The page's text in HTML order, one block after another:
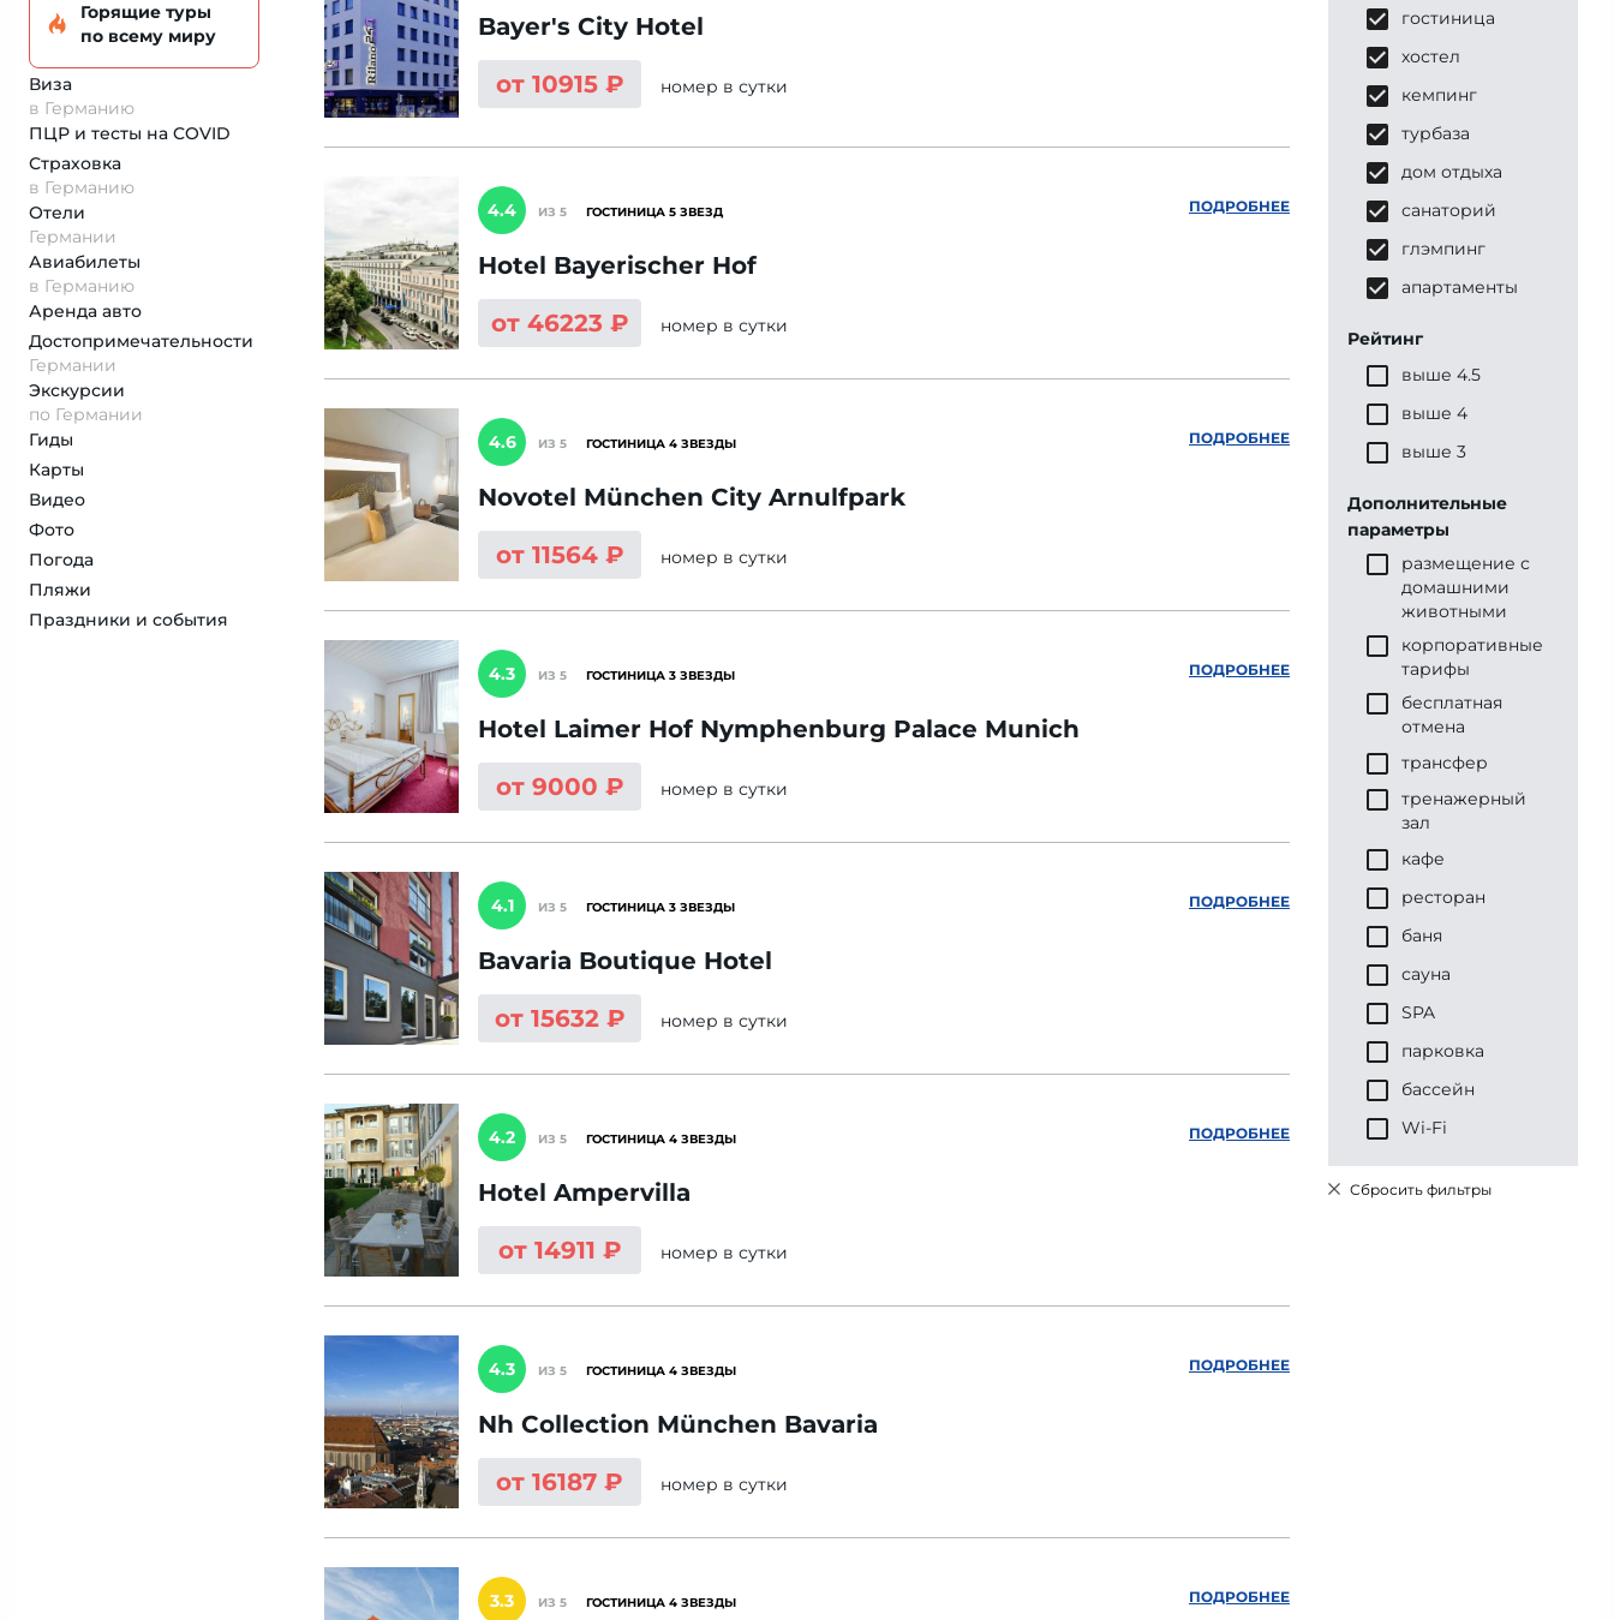
Горящие туры
по всему миру
Виза
в Германию
ПЦР и тесты на COVID
Страховка
в Германию
Отели
Германии
Авиабилеты
в Германию
Аренда авто
Достопримеча­тельности
Германии
Экскурсии
по Германии
Гиды
Карты
Видео
Фото
Погода
Пляжи
Праздники и события
Bayer's City Hotel
от 10915 ₽
номер в сутки
4.4 ИЗ 5 ГОСТИНИЦА 5 ЗВЕЗД
Hotel Bayerischer Hof
от 46223 ₽
номер в сутки
ПОДРОБНЕЕ
4.6 ИЗ 5 ГОСТИНИЦА 4 ЗВЕЗДЫ
Novotel München City Arnulfpark
от 11564 ₽
номер в сутки
ПОДРОБНЕЕ
4.3 ИЗ 5 ГОСТИНИЦА 3 ЗВЕЗДЫ
Hotel Laimer Hof Nymphenburg Palace Munich
от 9000 ₽
номер в сутки
ПОДРОБНЕЕ
4.1 ИЗ 5 ГОСТИНИЦА 3 ЗВЕЗДЫ
Bavaria Boutique Hotel
от 15632 ₽
номер в сутки
ПОДРОБНЕЕ
4.2 ИЗ 5 ГОСТИНИЦА 4 ЗВЕЗДЫ
Hotel Ampervilla
от 14911 ₽
номер в сутки
ПОДРОБНЕЕ
4.3 ИЗ 5 ГОСТИНИЦА 4 ЗВЕЗДЫ
Nh Collection München Bavaria
от 16187 ₽
номер в сутки
ПОДРОБНЕЕ
3.3 ИЗ 5 ГОСТИНИЦА 4 ЗВЕЗДЫ ПОДРОБНЕЕ
гостиница
хостел
кемпинг
турбаза
дом отдыха
санаторий
глэмпинг
апартаменты
Рейтинг
выше 4.5
выше 4
выше 3
Дополнительные
параметры
размещение с
домашними
животными
корпоративные
тарифы
бесплатная
отмена
трансфер
тренажерный
зал
кафе
ресторан
баня
сауна
SPA
парковка
бассейн
Wi-Fi
Сбросить фильтры